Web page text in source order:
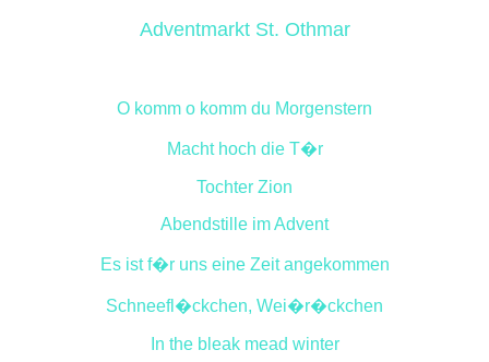
Adventmarkt St. Othmar
O komm o komm du Morgenstern
Macht hoch die T�r
Tochter Zion
Abendstille im Advent
Es ist f�r uns eine Zeit angekommen
Schneefl�ckchen, Wei�r�ckchen
In the bleak mead winter